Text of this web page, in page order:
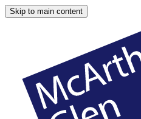
Skip to main content